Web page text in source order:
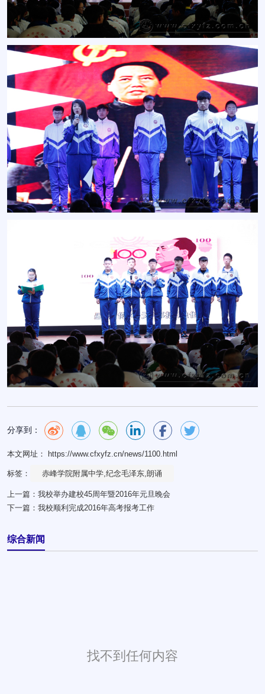
分享到：
本文网址： https://www.cfxyfz.cn/news/1100.html
标签： 赤峰学院附属中学,纪念毛泽东,朗诵
上一篇： 我校举办建校45周年暨2016年元旦晚会
下一篇： 我校顺利完成2016年高考报考工作
综合新闻
找不到任何内容